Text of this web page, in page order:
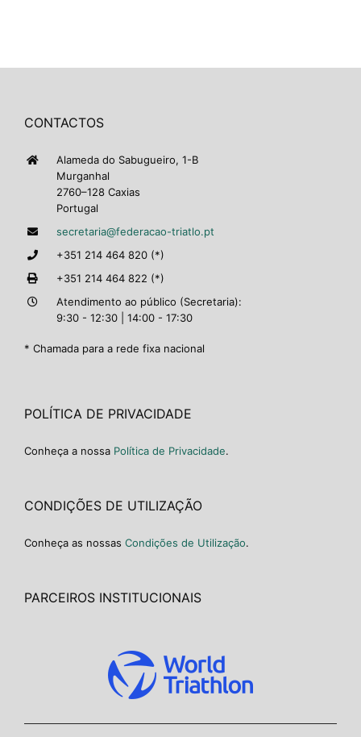
CONTACTOS
Alameda do Sabugueiro, 1-B
Murganhal
2760–128 Caxias
Portugal
secretaria@federacao-triatlo.pt
+351 214 464 820 (*)
+351 214 464 822 (*)
Atendimento ao público (Secretaria):
9:30 - 12:30 | 14:00 - 17:30
* Chamada para a rede fixa nacional
POLÍTICA DE PRIVACIDADE
Conheça a nossa Política de Privacidade.
CONDIÇÕES DE UTILIZAÇÃO
Conheça as nossas Condições de Utilização.
PARCEIROS INSTITUCIONAIS